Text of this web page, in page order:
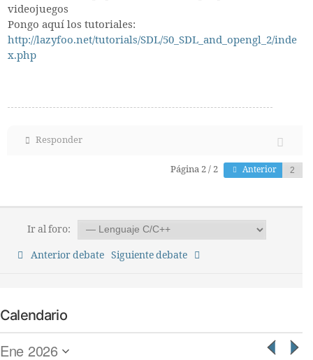
videojuegos
Pongo aquí los tutoriales:
http://lazyfoo.net/tutorials/SDL/50_SDL_and_opengl_2/inde
x.php
Responder
Página 2 / 2 Anterior
Ir al foro:
Anterior debate Siguiente debate
Calendario